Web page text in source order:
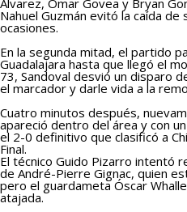
Nahuel Guzmán evitó la caída
ocasiones.
En la segunda mitad, el partido
Guadalajara hasta que llegó el
73, Sandoval desvió un disparo
el marcador y darle vida a la
Cuatro minutos después,
apareció dentro del área y con
el 2-0 definitivo que clasificó a
Final.
El técnico Guido Pizarro intentó
de André-Pierre Gignac, quien
pero el guardameta Óscar
atajada.